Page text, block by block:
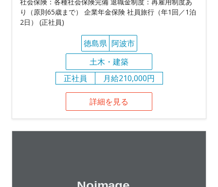
り（原則65歳まで） 企業年金保険 社員旅行（年1回／1泊
2日） (正社員)
徳島県 阿波市
土木・建築
正社員
月給210,000円
詳細を見る